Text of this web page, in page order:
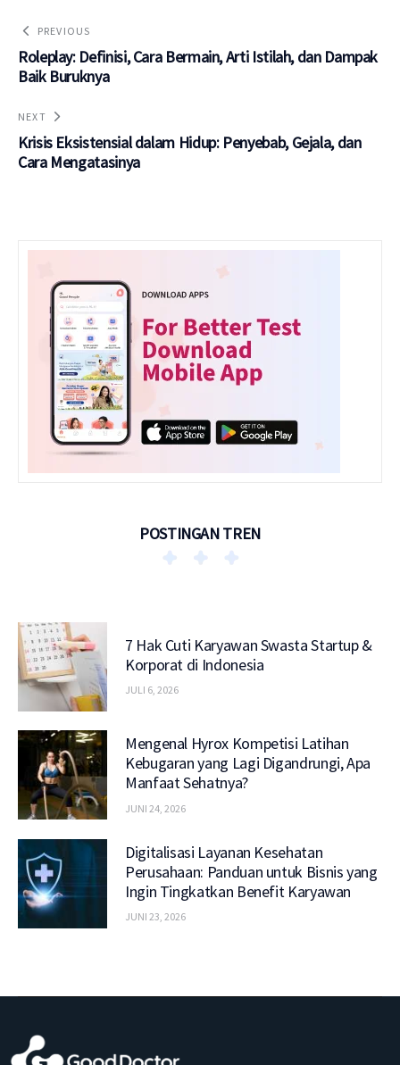
PREVIOUS
Roleplay: Definisi, Cara Bermain, Arti Istilah, dan Dampak
Baik Buruknya
NEXT
Krisis Eksistensial dalam Hidup: Penyebab, Gejala, dan
Cara Mengatasinya
POSTINGAN TREN
7 Hak Cuti Karyawan Swasta Startup &
Korporat di Indonesia
JULI 6, 2026
Mengenal Hyrox Kompetisi Latihan
Kebugaran yang Lagi Digandrungi, Apa
Manfaat Sehatnya?
JUNI 24, 2026
Digitalisasi Layanan Kesehatan
Perusahaan: Panduan untuk Bisnis yang
Ingin Tingkatkan Benefit Karyawan
JUNI 23, 2026